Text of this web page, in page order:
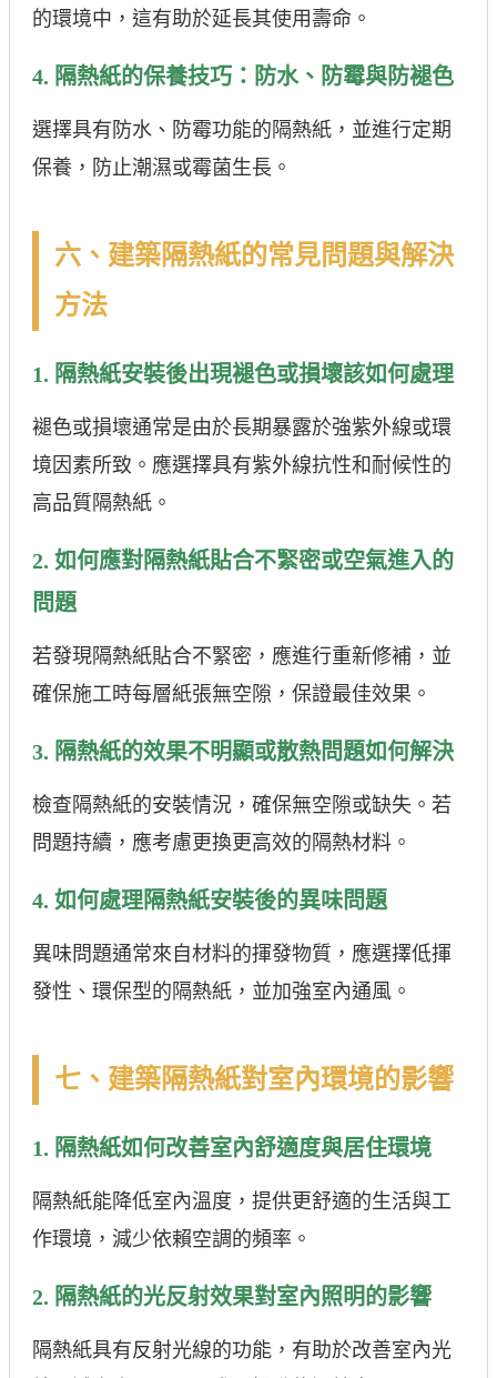
的環境中，這有助於延長其使用壽命。
4. 隔熱紙的保養技巧：防水、防霉與防褪色
選擇具有防水、防霉功能的隔熱紙，並進行定期
保養，防止潮濕或霉菌生長。
六、建築隔熱紙的常見問題與解決
方法
1. 隔熱紙安裝後出現褪色或損壞該如何處理
褪色或損壞通常是由於長期暴露於強紫外線或環
境因素所致。應選擇具有紫外線抗性和耐候性的
高品質隔熱紙。
2. 如何應對隔熱紙貼合不緊密或空氣進入的
問題
若發現隔熱紙貼合不緊密，應進行重新修補，並
確保施工時每層紙張無空隙，保證最佳效果。
3. 隔熱紙的效果不明顯或散熱問題如何解決
檢查隔熱紙的安裝情況，確保無空隙或缺失。若
問題持續，應考慮更換更高效的隔熱材料。
4. 如何處理隔熱紙安裝後的異味問題
異味問題通常來自材料的揮發物質，應選擇低揮
發性、環保型的隔熱紙，並加強室內通風。
七、建築隔熱紙對室內環境的影響
1. 隔熱紙如何改善室內舒適度與居住環境
隔熱紙能降低室內溫度，提供更舒適的生活與工
作環境，減少依賴空調的頻率。
2. 隔熱紙的光反射效果對室內照明的影響
隔熱紙具有反射光線的功能，有助於改善室內光